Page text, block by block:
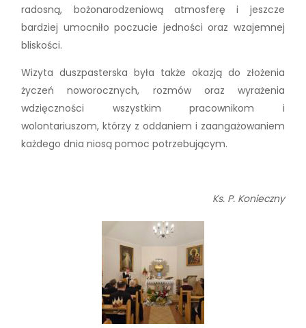
radosną, bożonarodzeniową atmosferę i jeszcze
bardziej umocniło poczucie jedności oraz wzajemnej
bliskości.
Wizyta duszpasterska była także okazją do złożenia
życzeń noworocznych, rozmów oraz wyrażenia
wdzięczności wszystkim pracownikom i
wolontariuszom, którzy z oddaniem i zaangażowaniem
każdego dnia niosą pomoc potrzebującym.
Ks. P. Konieczny